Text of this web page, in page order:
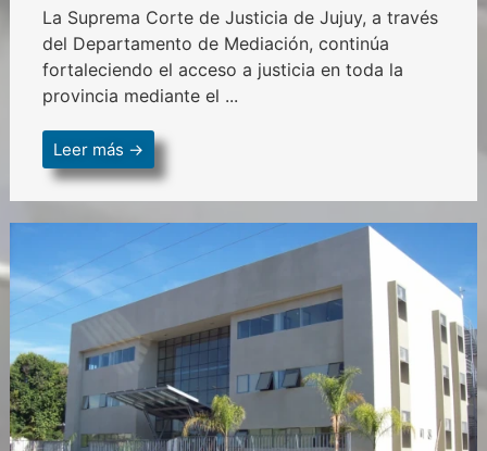
La Suprema Corte de Justicia de Jujuy, a través
del Departamento de Mediación, continúa
fortaleciendo el acceso a justicia en toda la
provincia mediante el ...
Leer más →